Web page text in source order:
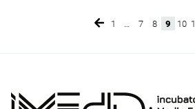
Page
1 Page
7 Page
8 Page
9 10